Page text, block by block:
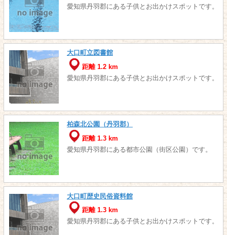
愛知県丹羽郡にある子供とお出かけスポットです。
大口町立図書館
距離 1.2 km
愛知県丹羽郡にある子供とお出かけスポットです。
柏森北公園（丹羽郡）
距離 1.3 km
愛知県丹羽郡にある都市公園（街区公園）です。
大口町歴史民俗資料館
距離 1.3 km
愛知県丹羽郡にある子供とお出かけスポットです。